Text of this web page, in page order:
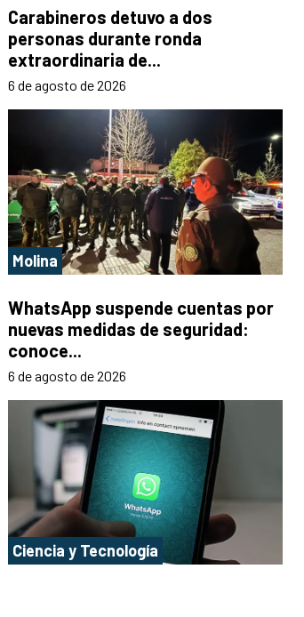
Carabineros detuvo a dos
personas durante ronda
extraordinaria de...
6 de agosto de 2026
Molina
WhatsApp suspende cuentas por
nuevas medidas de seguridad:
conoce...
6 de agosto de 2026
Ciencia y Tecnología